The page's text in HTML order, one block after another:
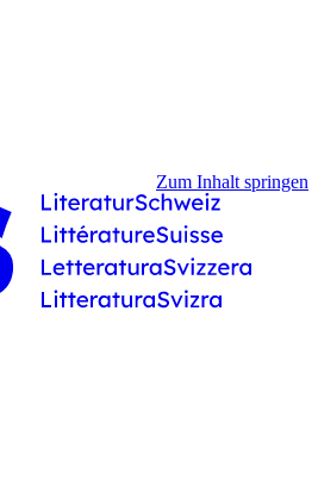
Zum Inhalt springen